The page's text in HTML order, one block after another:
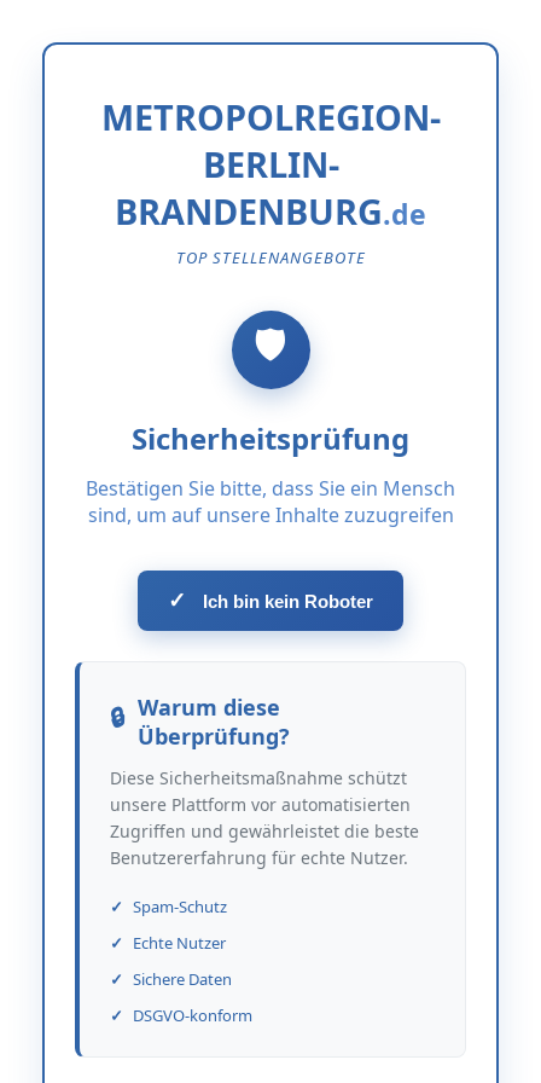
METROPOLREGION-
BERLIN-
BRANDENBURG
TOP STELLENANGEBOTE
Sicherheitsprüfung
Bestätigen Sie bitte, dass Sie ein Mensch
sind, um auf unsere Inhalte zuzugreifen
✓ Ich bin kein Roboter
Warum diese
Überprüfung?
Diese Sicherheitsmaßnahme schützt
unsere Plattform vor automatisierten
Zugriffen und gewährleistet die beste
Benutzererfahrung für echte Nutzer.
Spam-Schutz
Echte Nutzer
Sichere Daten
DSGVO-konform